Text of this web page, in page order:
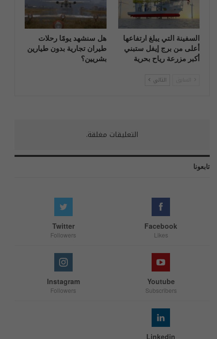
السفينة التي يبلغ ارتفاعها
أعلى من برج إيفل ستبني
أكبر مزرعة رياح بحرية
هل سنشهد يومًا رحلات
طيران تجارية بدون طيارين
بشريين؟
التالي
التعليقات مغلقة.
تابعونا
Facebook
Likes
Twitter
Followers
Youtube
Subscribers
Instagram
Followers
Linkedin